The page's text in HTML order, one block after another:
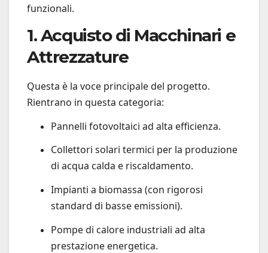
funzionali.
1. Acquisto di Macchinari e
Attrezzature
Questa è la voce principale del progetto.
Rientrano in questa categoria:
Pannelli fotovoltaici ad alta efficienza.
Collettori solari termici per la produzione
di acqua calda e riscaldamento.
Impianti a biomassa (con rigorosi
standard di basse emissioni).
Pompe di calore industriali ad alta
prestazione energetica.